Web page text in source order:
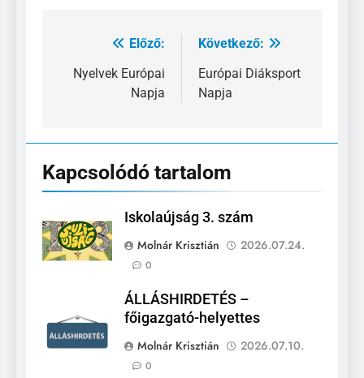
Bejegyzés
navigáció
Előző:
Nyelvek Európai
Napja
Következő:
Európai Diáksport
Napja
Kapcsolódó tartalom
Iskolaújság 3. szám
Molnár Krisztián
2026.07.24.
0
ÁLLÁSHIRDETÉS –
főigazgató-helyettes
Molnár Krisztián
2026.07.10.
0